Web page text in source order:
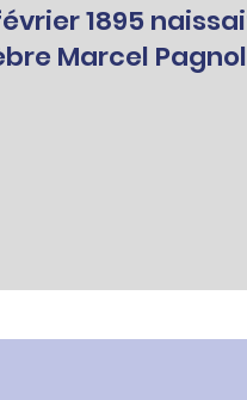
1895 naissait
Marcel Pagnol